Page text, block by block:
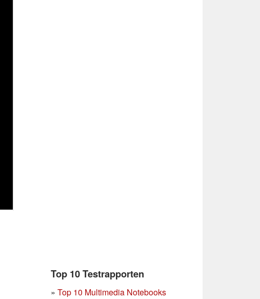
Top 10 Testrapporten
» Top 10 Multimedia Notebooks